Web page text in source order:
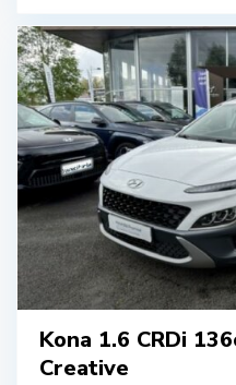
Kona 1.6 CRDi
Creative